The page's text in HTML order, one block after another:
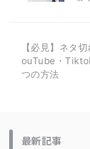
【必見】ネタ
ouTube・
つの方法
最新記事